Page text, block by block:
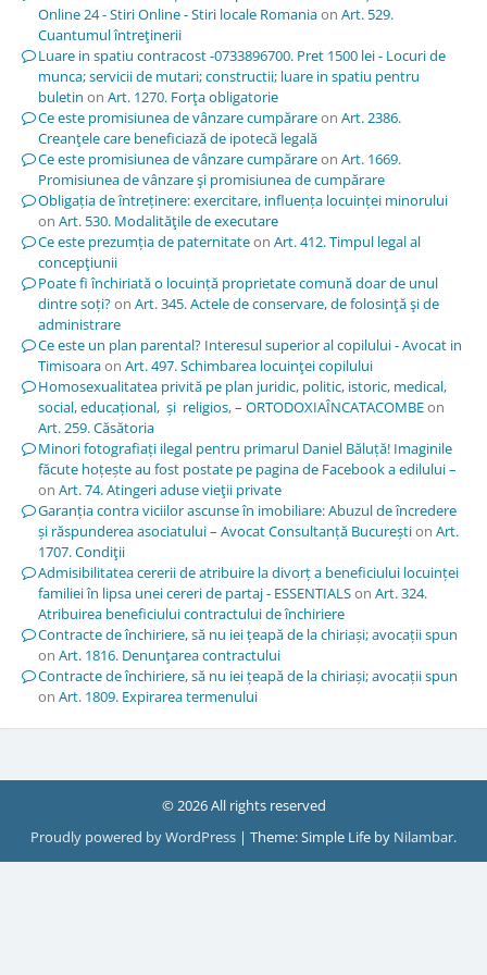
Online 24 - Stiri Online - Stiri locale Romaniaon Art. 529.
Cuantumul întreţinerii
Luare in spatiu contracost -0733896700. Pret 1500 lei - Locuri de
munca; servicii de mutari; constructii; luare in spatiu pentru
buletin on Art. 1270. Forţa obligatorie
Ce este promisiunea de vânzare cumpărareon Art. 2386.
Creanţele care beneficiază de ipotecă legală
Ce este promisiunea de vânzare cumpărareon Art. 1669.
Promisiunea de vânzare şi promisiunea de cumpărare
Obligația de întreținere: exercitare, influența locuinței minorului
on Art. 530. Modalităţile de executare
Ce este prezumția de paternitateon Art. 412. Timpul legal al
concepţiunii
Poate fi închiriată o locuință proprietate comună doar de unul
dintre soți?on Art. 345. Actele de conservare, de folosinţă şi de
administrare
Ce este un plan parental? Interesul superior al copilului - Avocat in
Timisoaraon Art. 497. Schimbarea locuinţei copilului
Homosexualitatea privită pe plan juridic, politic, istoric, medical,
social, educațional, și religios, – ORTODOXIAÎNCATACOMBEon
Art. 259. Căsătoria
Minori fotografiați ilegal pentru primarul Daniel Băluță! Imaginile
făcute hoțește au fost postate pe pagina de Facebook a edilului –
on Art. 74. Atingeri aduse vieţii private
Garanția contra viciilor ascunse în imobiliare: Abuzul de încredere
și răspunderea asociatului – Avocat Consultanță Bucureștion Art.
1707. Condiţii
Admisibilitatea cererii de atribuire la divorț a beneficiului locuinței
familiei în lipsa unei cereri de partaj - ESSENTIALSon Art. 324.
Atribuirea beneficiului contractului de închiriere
Contracte de închiriere, să nu iei țeapă de la chiriași; avocații spun
on Art. 1816. Denunţarea contractului
Contracte de închiriere, să nu iei țeapă de la chiriași; avocații spun
on Art. 1809. Expirarea termenului
© 2026 All rights reserved
Proudly powered by WordPress | Theme: Simple Life by Nilambar.